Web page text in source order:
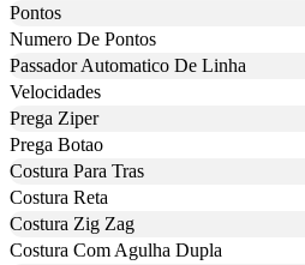
Pontos
Numero De Pontos
Passador Automatico De Linha
Velocidades
Prega Ziper
Prega Botao
Costura Para Tras
Costura Reta
Costura Zig Zag
Costura Com Agulha Dupla